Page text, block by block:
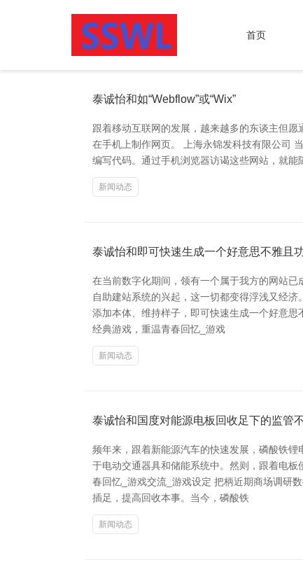
首页
泰诚怡和如“Webflow”或“Wix”
跟着移动互联网的发展，越来越多的东谈主但
在手机上制作网页。 上海永锦发科技有限公司
编写代码。通过手机浏览器访谒这些网站，就
新闻动态
泰诚怡和即可快速生成一个好意思不雅且
在当前数字化期间，领有一个属于我方的网站
自助建站系统的兴起，这一切都变得浮浅又经
添加本体、维持样子，即可快速生成一个好意
经典游戏，重温青春回忆_游戏
新闻动态
泰诚怡和国度对能源电板回收足下的监管
频年来，跟着新能源汽车的快速发展，磷酸铁
于电动交通器具和储能系统中。然则，跟着电
春回忆_游戏交流_游戏设定 把柄近期商场调研
插足，提高回收本事。当今，磷酸铁
新闻动态